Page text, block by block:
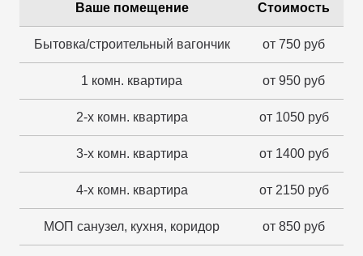
Ваше помещение Стоимость
Бытовка/строительный вагончик от 750 руб
1 комн. квартира от 950 руб
2-х комн. квартира от 1050 руб
3-х комн. квартира от 1400 руб
4-х комн. квартира от 2150 руб
МОП санузел, кухня, коридор от 850 руб